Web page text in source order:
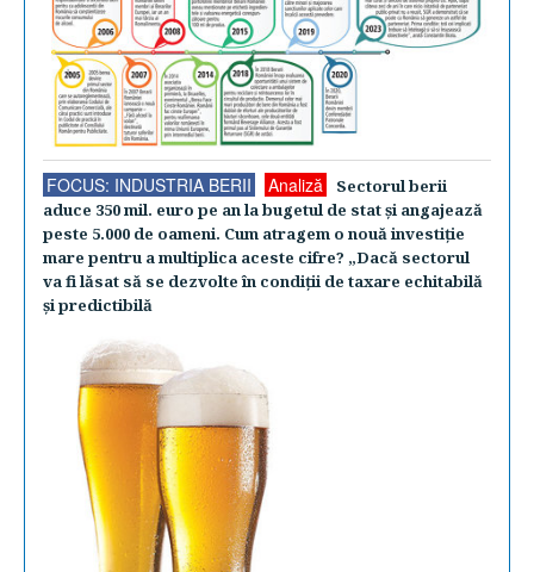
FOCUS: INDUSTRIA BERII Analiză
Sectorul berii
aduce 350 mil. euro pe an la bugetul de stat şi angajează
peste 5.000 de oameni. Cum atragem o nouă investiţie
mare pentru a multiplica aceste cifre? „Dacă sectorul
va fi lăsat să se dezvolte în condiţii de taxare echitabilă
şi predictibilă